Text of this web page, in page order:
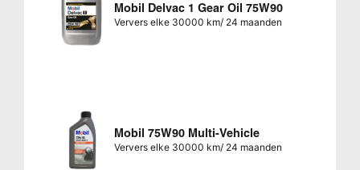
Mobil Delvac 1 Gear Oil 75W90
Ververs elke 30000 km/ 24 maanden
Mobil 75W90 Multi-Vehicle
Ververs elke 30000 km/ 24 maanden